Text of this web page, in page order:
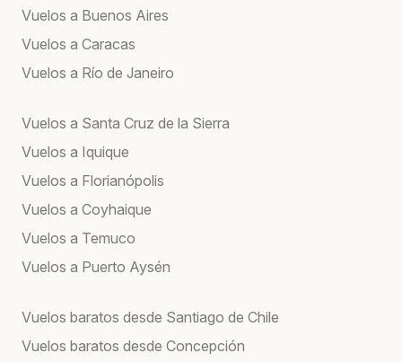
Vuelos a Buenos Aires
Vuelos a Caracas
Vuelos a Río de Janeiro
Vuelos a Santa Cruz de la Sierra
Vuelos a Iquique
Vuelos a Florianópolis
Vuelos a Coyhaique
Vuelos a Temuco
Vuelos a Puerto Aysén
Vuelos baratos desde Santiago de Chile
Vuelos baratos desde Concepción